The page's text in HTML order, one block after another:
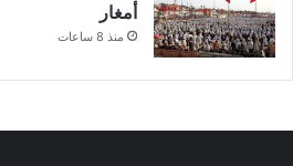
أمغار
منذ 8 ساعات